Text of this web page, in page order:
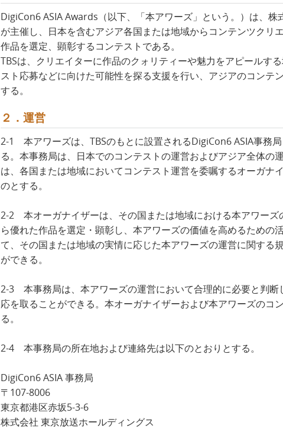
DigiCon6 ASIA Awards（以下、「本アワーズ」という。）は、株
が主催し、日本を含むアジア各国または地域からコンテンツク
作品を選定、顕彰するコンテストである。
TBSは、クリエイターに作品のクォリティーや魅力をアピールす
スト応募などに向けた可能性を探る支援を行い、アジアのコン
する。
２．運営
2-1 本アワーズは、TBSのもとに設置されるDigiCon6 ASIA事務
る。本事務局は、日本でのコンテストの運営およびアジア全体
は、各国または地域においてコンテスト運営を委嘱するオーガ
のとする。
2-2 本オーガナイザーは、その国または地域における本アワー
ら優れた作品を選定・顕彰し、本アワーズの価値を高めるため
て、その国または地域の実情に応じた本アワーズの運営に関する
ができる。
2-3 本事務局は、本アワーズの運営において合理的に必要と判
応を取ることができる。本オーガナイザーおよび本アワーズの
る。
2-4 本事務局の所在地および連絡先は以下のとおりとする。
DigiCon6 ASIA 事務局
〒107-8006
東京都港区赤坂5-3-6
株式会社 東京放送ホールディングス